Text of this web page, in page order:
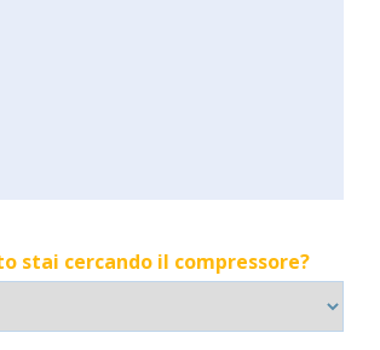
stai cercando il compressore?